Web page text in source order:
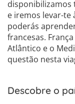
disponibilizamos
e iremos levar-te
poderás
francesas.
Atlântico e o
questão nesta
Descobre o